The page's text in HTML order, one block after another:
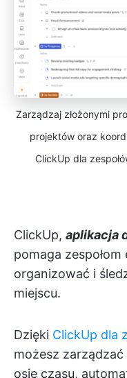
Zarządzaj złożonymi
projektów oraz
ClickUp dla
ClickUp, aplikacja
pomaga
organizować i
miejscu.
Dzięki ClickUp dla
możesz
osie czasu,